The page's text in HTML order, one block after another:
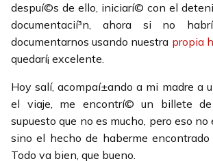
despuí©s de ello, iniciarí© con el
documentacií³n, ahora si no
documentarnos usando nuestra propia
quedarí¡ excelente.
Hoy salí­, acompaí±ando a mi madre a
el viaje, me encontrí© un billete de
supuesto que no es mucho, pero eso
sino el hecho de haberme
Todo va bien, que bueno.